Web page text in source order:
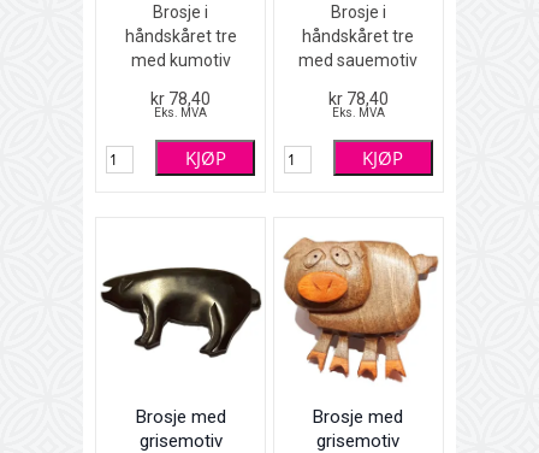
Brosje i
håndskåret tre
med kumotiv
4,5 x 3,5 cm
kr 78,40
Eks. MVA
KJØP
Brosje i
håndskåret tre
med sauemotiv
4,5 x 3 cm
kr 78,40
Eks. MVA
KJØP
Brosje med
grisemotiv
Brosje med
grisemotiv